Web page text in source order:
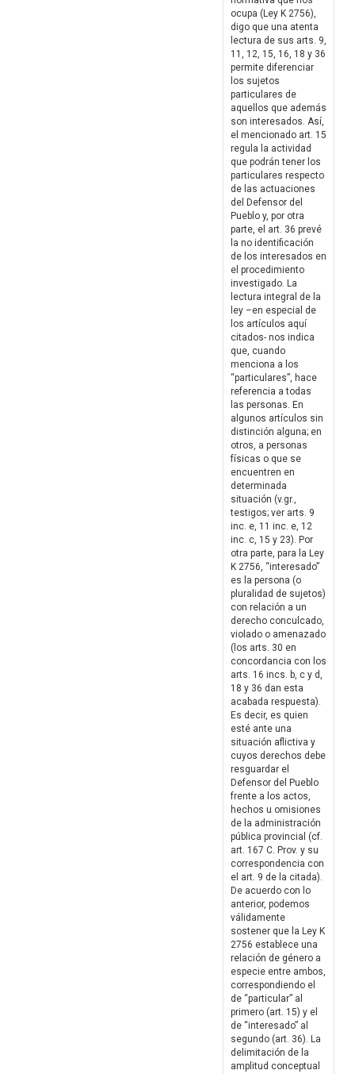
ocupa (Ley K 2756),
digo que una atenta
lectura de sus arts. 9,
11, 12, 15, 16, 18 y 36
permite diferenciar
los sujetos
particulares de
aquellos que además
son interesados. Así,
el mencionado art. 15
regula la actividad
que podrán tener los
particulares respecto
de las actuaciones
del Defensor del
Pueblo y, por otra
parte, el art. 36 prevé
la no identificación
de los interesados en
el procedimiento
investigado. La
lectura integral de la
ley –en especial de
los artículos aquí
citados- nos indica
que, cuando
menciona a los
“particulares”, hace
referencia a todas
las personas. En
algunos artículos sin
distinción alguna; en
otros, a personas
físicas o que se
encuentren en
determinada
situación (v.gr.,
testigos; ver arts. 9
inc. e, 11 inc. e, 12
inc. c, 15 y 23). Por
otra parte, para la Ley
K 2756, “interesado”
es la persona (o
pluralidad de sujetos)
con relación a un
derecho conculcado,
violado o amenazado
(los arts. 30 en
concordancia con los
arts. 16 incs. b, c y d,
18 y 36 dan esta
acabada respuesta).
Es decir, es quien
esté ante una
situación aflictiva y
cuyos derechos debe
resguardar el
Defensor del Pueblo
frente a los actos,
hechos u omisiones
de la administración
pública provincial (cf.
art. 167 C. Prov. y su
correspondencia con
el art. 9 de la citada).
De acuerdo con lo
anterior, podemos
válidamente
sostener que la Ley K
2756 establece una
relación de género a
especie entre ambos,
correspondiendo el
de “particular” al
primero (art. 15) y el
de “interesado” al
segundo (art. 36). La
delimitación de la
amplitud conceptual